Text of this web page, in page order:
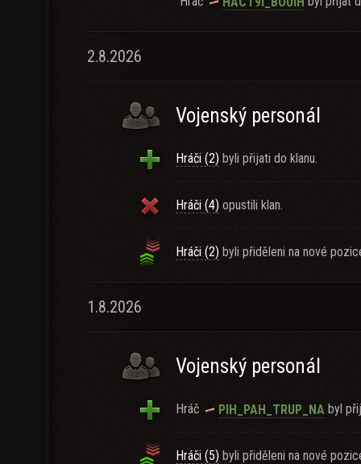
2.8.2026
Vojenský personál
Hráči (2) byli přijati do klanu.
Hráči (4) opustili klan.
Hráči (2) byli přiděleni na nové
1.8.2026
Vojenský personál
Hráč PIH_PAH_TRUP_NA byl
Hráči (5) byli přiděleni na nové